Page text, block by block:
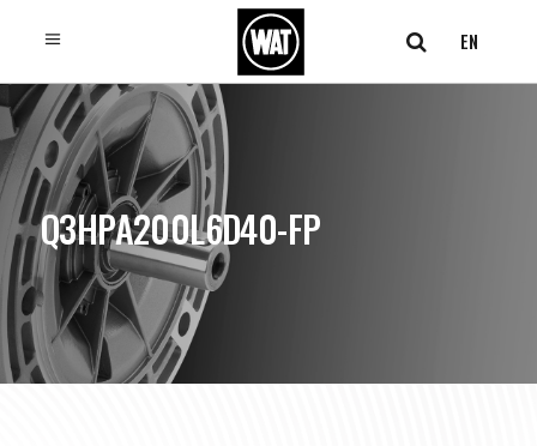
EN
Q3HPA200L6D40-FP